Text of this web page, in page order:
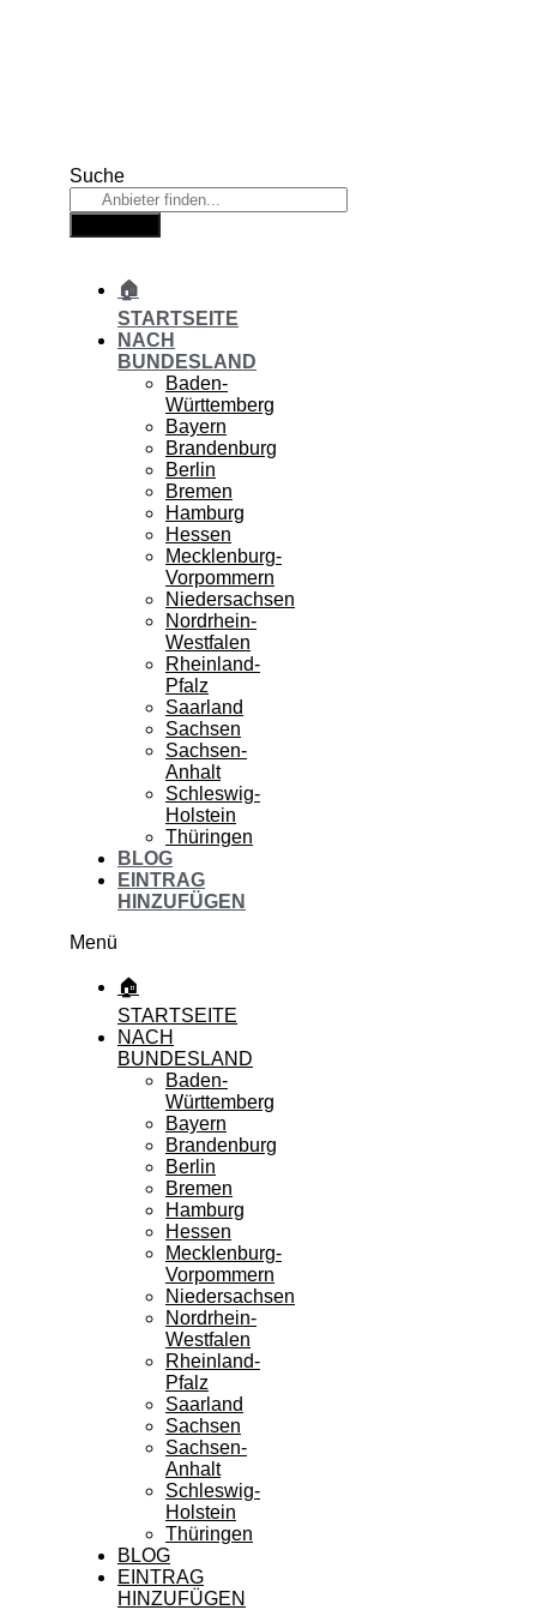
Suche
🏠
STARTSEITE
NACH
BUNDESLAND
Baden-
Württemberg
Bayern
Brandenburg
Berlin
Bremen
Hamburg
Hessen
Mecklenburg-
Vorpommern
Niedersachsen
Nordrhein-
Westfalen
Rheinland-
Pfalz
Saarland
Sachsen
Sachsen-
Anhalt
Schleswig-
Holstein
Thüringen
BLOG
EINTRAG
HINZUFÜGEN
Menü
🏠
STARTSEITE
NACH
BUNDESLAND
Baden-
Württemberg
Bayern
Brandenburg
Berlin
Bremen
Hamburg
Hessen
Mecklenburg-
Vorpommern
Niedersachsen
Nordrhein-
Westfalen
Rheinland-
Pfalz
Saarland
Sachsen
Sachsen-
Anhalt
Schleswig-
Holstein
Thüringen
BLOG
EINTRAG
HINZUFÜGEN